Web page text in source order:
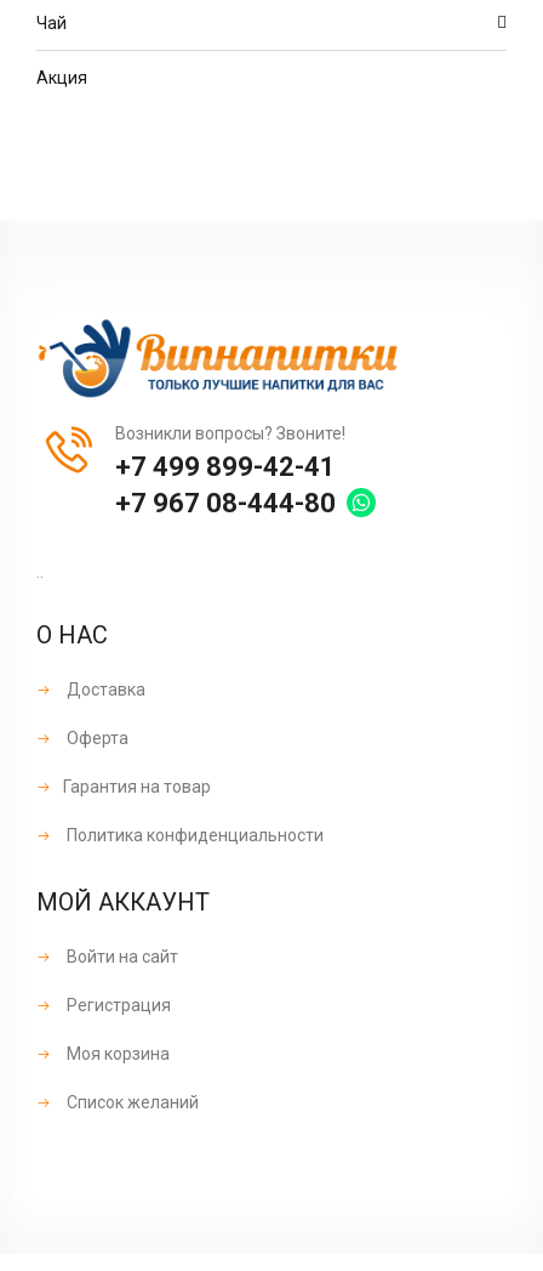
Чай
Акция
Возникли вопросы? Звоните!
+7 499 899-42-41
+7 967 08-444-80
..
О НАС
Доставка
Оферта
Гарантия на товар
Политика конфиденциальности
МОЙ АККАУНТ
Войти на сайт
Регистрация
Моя корзина
Список желаний